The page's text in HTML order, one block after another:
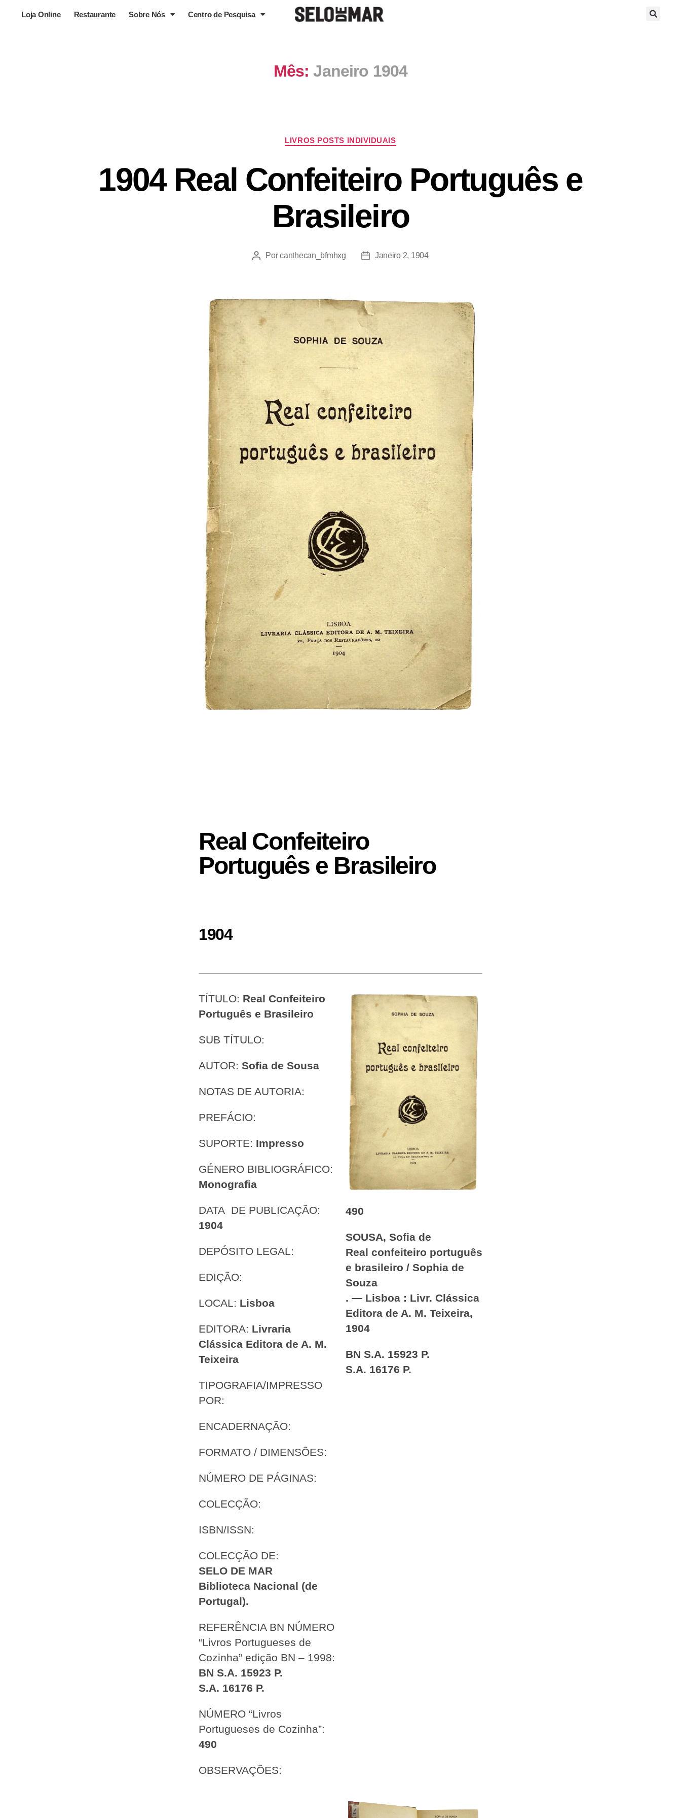
Loja Online Restaurante Sobre Nós Centro de Pesquisa
Mês: Janeiro 1904
LIVROS POSTS INDIVIDUAIS
1904 Real Confeiteiro Português e
Brasileiro
Porcanthecan_bfmhxg Janeiro 2, 1904
Real Confeiteiro
Português e Brasileiro
1904
TÍTULO: Real Confeiteiro
Português e Brasileiro
SUB TÍTULO:
AUTOR: Sofia de Sousa
NOTAS DE AUTORIA:
PREFÁCIO:
SUPORTE: Impresso
GÉNERO BIBLIOGRÁFICO:
Monografia
DATA DE PUBLICAÇÃO:
1904
DEPÓSITO LEGAL:
EDIÇÃO:
LOCAL: Lisboa
EDITORA: Livraria
Clássica Editora de A. M.
Teixeira
TIPOGRAFIA/IMPRESSO
POR:
ENCADERNAÇÃO:
FORMATO / DIMENSÕES:
NÚMERO DE PÁGINAS:
COLECÇÃO:
ISBN/ISSN:
COLECÇÃO DE:
SELO DE MAR
Biblioteca Nacional (de
Portugal).
REFERÊNCIA BN NÚMERO
“Livros Portugueses de
Cozinha” edição BN – 1998:
BN S.A. 15923 P.
S.A. 16176 P.
NÚMERO “Livros
Portugueses de Cozinha”:
490
OBSERVAÇÕES:
490
SOUSA, Sofia de
Real confeiteiro português
e brasileiro / Sophia de
Souza
. — Lisboa : Livr. Clássica
Editora de A. M. Teixeira,
1904
BN S.A. 15923 P.
S.A. 16176 P.